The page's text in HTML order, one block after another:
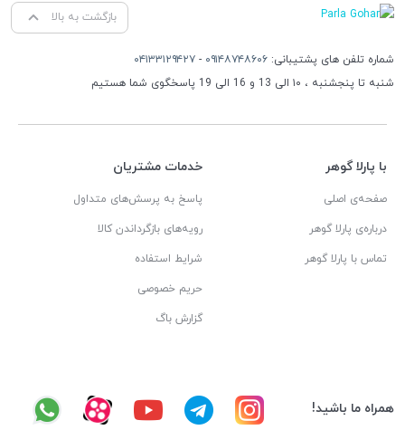
بازگشت به بالا
شماره تلفن های پشتیبانی: ۰۹۱۴۸۷۴۸۶۰۶ - ۰۴۱۳۳۱۲۹۴۲۷
شنبه تا پنجشنبه ، ۱۰ الی 13 و 16 الی 19 پاسخگوی شما هستیم
با پارلا گوهر
صفحه‌ی اصلی
درباره‌ی پارلا گوهر
تماس با پارلا گوهر
خدمات مشتریان
پاسخ به پرسش‌های متداول
رویه‌های بازگرداندن کالا
شرایط استفاده
حریم خصوصی
گزارش باگ
همراه ما باشید!